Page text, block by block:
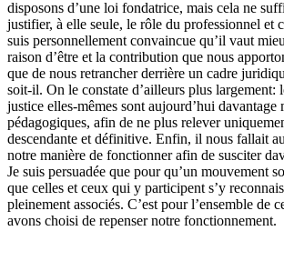
disposons d’une loi fondatrice, mais cela ne
justifier, à elle seule, le rôle du professionnel et
suis personnellement convaincue qu’il vaut
raison d’être et la contribution que nous
que de nous retrancher derrière un cadre
soit-il. On le constate d’ailleurs plus largement:
justice elles-mêmes sont aujourd’hui davantage
pédagogiques, afin de ne plus relever
descendante et définitive. Enfin, il nous fallait
notre manière de fonctionner afin de susciter
Je suis persuadée que pour qu’un mouvement
que celles et ceux qui y participent s’y
pleinement associés. C’est pour l’ensemble de
avons choisi de repenser notre fonctionnement.